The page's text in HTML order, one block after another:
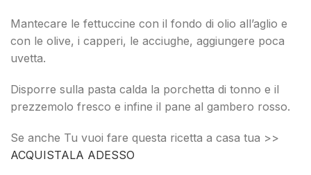
Mantecare le fettuccine con il fondo di olio all’aglio e
con le olive, i capperi, le acciughe, aggiungere poca
uvetta.
Disporre sulla pasta calda la porchetta di tonno e il
prezzemolo fresco e infine il pane al gambero rosso.
Se anche Tu vuoi fare questa ricetta a casa tua >>
ACQUISTALA ADESSO